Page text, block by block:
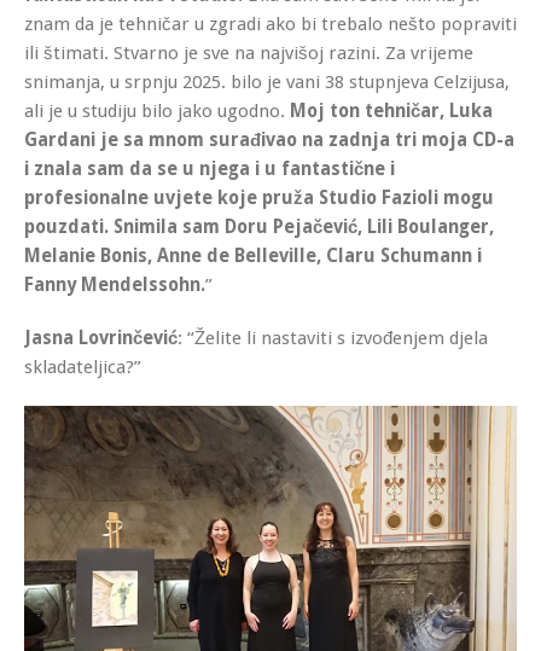
znam da je tehničar u zgradi ako bi trebalo nešto popraviti
ili štimati. Stvarno je sve na najvišoj razini. Za vrijeme
snimanja, u srpnju 2025. bilo je vani 38 stupnjeva Celzijusa,
ali je u studiju bilo jako ugodno. Moj ton tehničar, Luka
Gardani je sa mnom surađivao na zadnja tri moja CD-a
i znala sam da se u njega i u fantastične i
profesionalne uvjete koje pruža Studio Fazioli mogu
pouzdati. Snimila sam Doru Pejačević, Lili Boulanger,
Melanie Bonis, Anne de Belleville, Claru Schumann i
Fanny Mendelssohn.”
Jasna Lovrinčević: “Želite li nastaviti s izvođenjem djela
skladateljica?”